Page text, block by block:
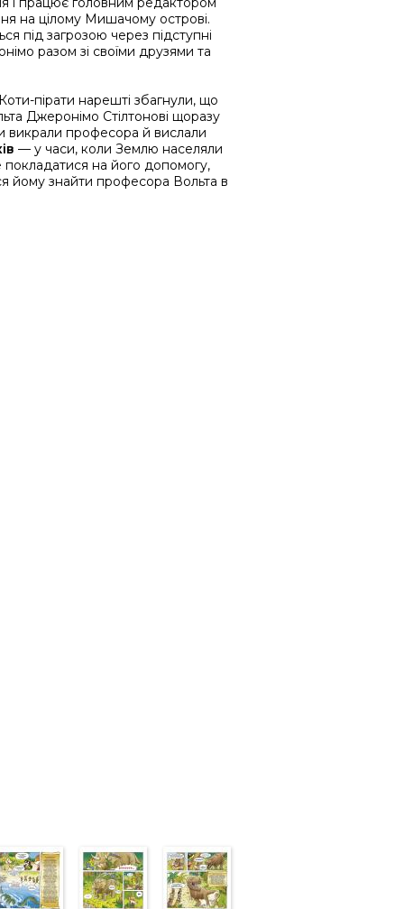
на цілому Мишачому острові.
під загрозою через підступні
разом зі своїми друзями та
пірати нарешті збагнули, що
Джеронімо Стілтонові щоразу
викрали професора й вислали
— у часи, коли Землю населяли
на його допомогу,
йому знайти професора Вольта в